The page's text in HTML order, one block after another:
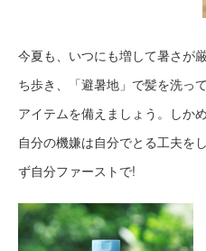
今夏も、いつにも増して暑さが
ち歩き、「避暑地」で髪を洗っ
アイテムを備えましょう。しか
自分の機嫌は自分でとる工夫を
ず自分ファーストで!